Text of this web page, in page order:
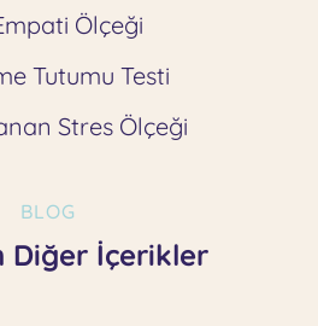
Ölçeği
Tutumu Testi
Stres Ölçeği
BLOG
Diğer İçerikler